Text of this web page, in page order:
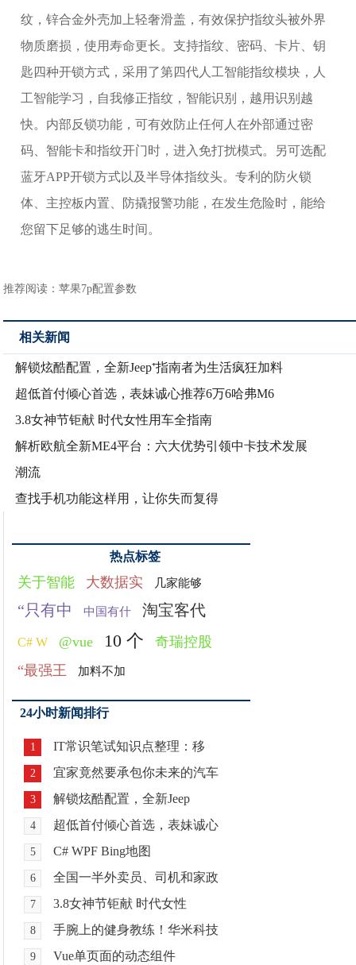
纹，锌合金外壳加上轻奢滑盖，有效保护指纹头被外界
物质磨损，使用寿命更长。支持指纹、密码、卡片、钥
匙四种开锁方式，采用了第四代人工智能指纹模块，人
工智能学习，自我修正指纹，智能识别，越用识别越
快。内部反锁功能，可有效防止任何人在外部通过密
码、智能卡和指纹开门时，进入免打扰模式。另可选配
蓝牙APP开锁方式以及半导体指纹头。专利的防火锁
体、主控板内置、防撬报警功能，在发生危险时，能给
您留下足够的逃生时间。
推荐阅读：苹果7p配置参数
相关新闻
解锁炫酷配置，全新Jeep⁺指南者为生活疯狂加料
超低首付倾心首选，表妹诚心推荐6万6哈弗M6
3.8女神节钜献 时代女性用车全指南
解析欧航全新ME4平台：六大优势引领中卡技术发展
潮流
查找手机功能这样用，让你失而复得
热点标签
关于智能 大数据实 几家能够
“只有中 中国有什 淘宝客代
C# W @vue 10 个
奇瑞控股
“最强王
加料不加
24小时新闻排行
1 IT常识笔试知识点整理：移
2 宜家竟然要承包你未来的汽车
3 解锁炫酷配置，全新Jeep
4 超低首付倾心首选，表妹诚心
5 C# WPF Bing地图
6 全国一半外卖员、司机和家政
7 3.8女神节钜献 时代女性
8 手腕上的健身教练！华米科技
9 Vue单页面的动态组件